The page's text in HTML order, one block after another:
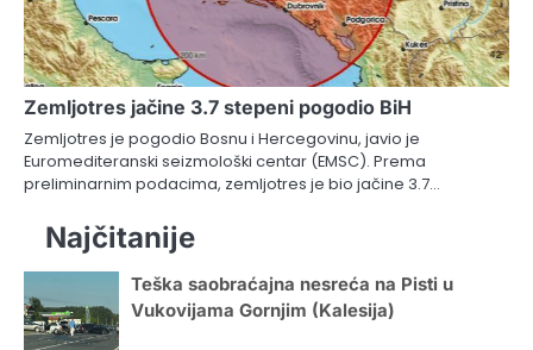
Zemljotres jačine 3.7 stepeni pogodio BiH
Zemljotres je pogodio Bosnu i Hercegovinu, javio je
Euromediteranski seizmološki centar (EMSC). Prema
preliminarnim podacima, zemljotres je bio jačine 3.7…
Najčitanije
Teška saobraćajna nesreća na Pisti u
Vukovijama Gornjim (Kalesija)